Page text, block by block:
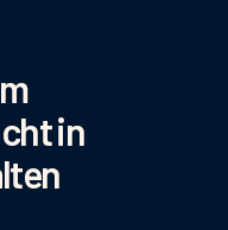
in